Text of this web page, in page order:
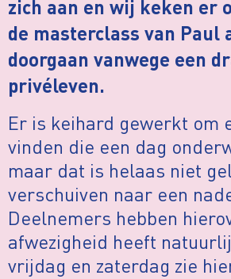
zich aan en wij keken er
de masterclass van Paul
doorgaan vanwege een
privéleven.
Er is keihard gewerkt om
vinden die een dag
maar dat is helaas niet
verschuiven naar een
Deelnemers hebben
afwezigheid heeft
vrijdag en zaterdag zie